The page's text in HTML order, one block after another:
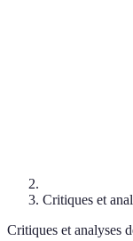
Critiques et
Critiques et analyses